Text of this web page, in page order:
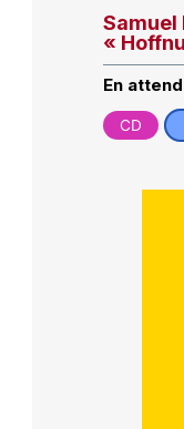
Samuel
«
En
CD